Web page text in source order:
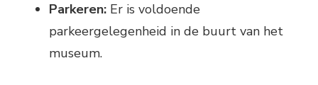
Parkeren: Er is voldoende
parkeergelegenheid in de buurt van het
museum.